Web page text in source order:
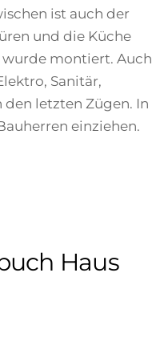
ist auch der
und die Küche
montiert. Auch
Sanitär,
letzten Zügen. In
einziehen.
Haus